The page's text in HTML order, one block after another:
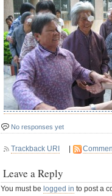
No responses yet
Trackback URI
Leave a Reply
You must be logged in to post a